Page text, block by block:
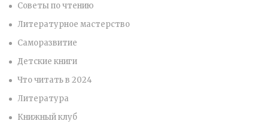
Советы по чтению
Литературное мастерство
Саморазвитие
Детские книги
Что читать в 2024
Литература
Книжный клуб